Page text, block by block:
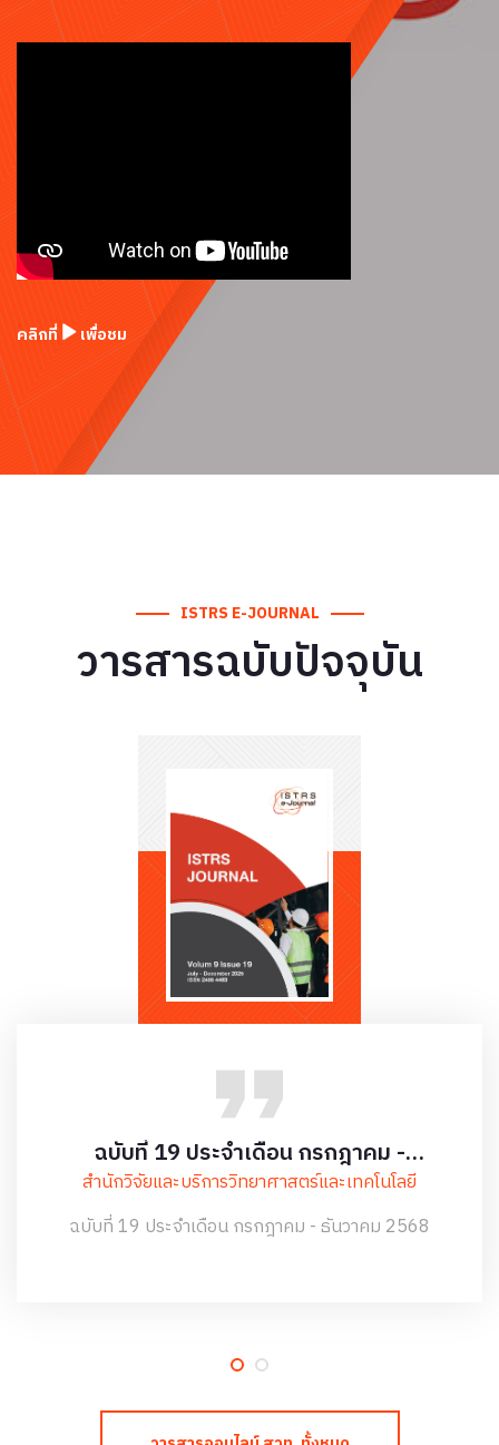
คลิกที่ เพื่อชม
ISTRS E-JOURNAL
วารสารฉบับปัจจุบัน
ฉบับที่ 19 ประจำเดือน กรกฎาคม -
ธันวาคม 2568
สำนักวิจัยและบริการวิทยาศาสตร์และเทคโนโลยี
ฉบับที่ 19 ประจำเดือน กรกฎาคม - ธันวาคม 2568